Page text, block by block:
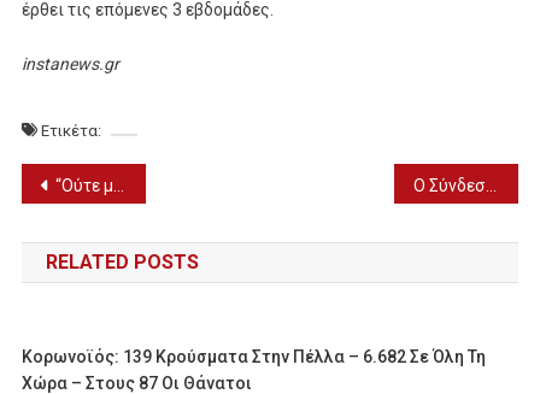
έρθει τις επόμενες 3 εβδομάδες.
instanews.gr
Ετικέτα:
Πλοήγηση
άρθρων
“Ούτε μέρα για χάσιμο” για τον Ηλία Πλιόγκα (ΦΩΤΟ)
RELATED POSTS
Κορωνοϊός: 139 Κρούσματα Στην Πέλλα – 6.682 Σε Όλη Τη
Χώρα – Στους 87 Οι Θάνατοι